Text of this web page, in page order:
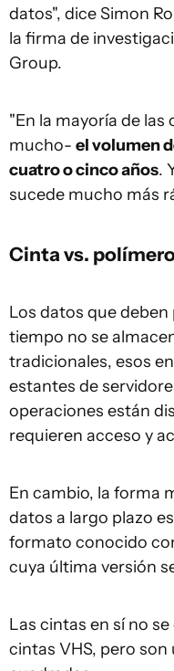
datos", dice Simon
la firma de
Group.
"En la mayoría de
mucho- el volumen
cuatro o cinco años.
sucede mucho más
Cinta vs.
Los datos que
tiempo no se
tradicionales, esos
estantes de
operaciones están
requieren acceso y
En cambio, la forma
datos a largo plazo
formato conocido
cuya última versión
Las cintas en sí no
cintas VHS, pero